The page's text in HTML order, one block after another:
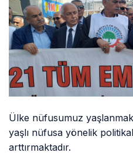
Ülke nüfusumuz
yaşlı nüfusa yönelik
arttırmaktadır.